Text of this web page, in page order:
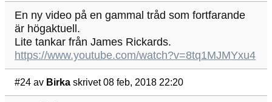
En ny video på en gammal tråd som fortfarande
är högaktuell.
Lite tankar från James Rickards.
https://www.youtube.com/watch?v=8tq1MJMYxu4
#24 av Birka skrivet 08 feb, 2018 22:20